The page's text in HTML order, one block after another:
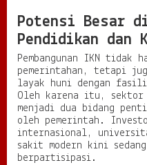
Potensi Besar
Pendidikan dan
Pembangunan IKN tidak
pemerintahan, tetapi
layak huni dengan
Oleh karena itu, sektor
menjadi dua bidang
oleh pemerintah.
internasional,
sakit modern kini
berpartisipasi.